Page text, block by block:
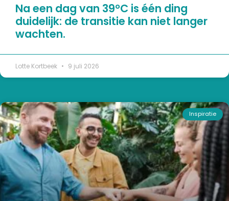
Na een dag van 39°C is één ding
duidelijk: de transitie kan niet langer
wachten.
Lotte Kortbeek 9 juli 2026
Inspiratie